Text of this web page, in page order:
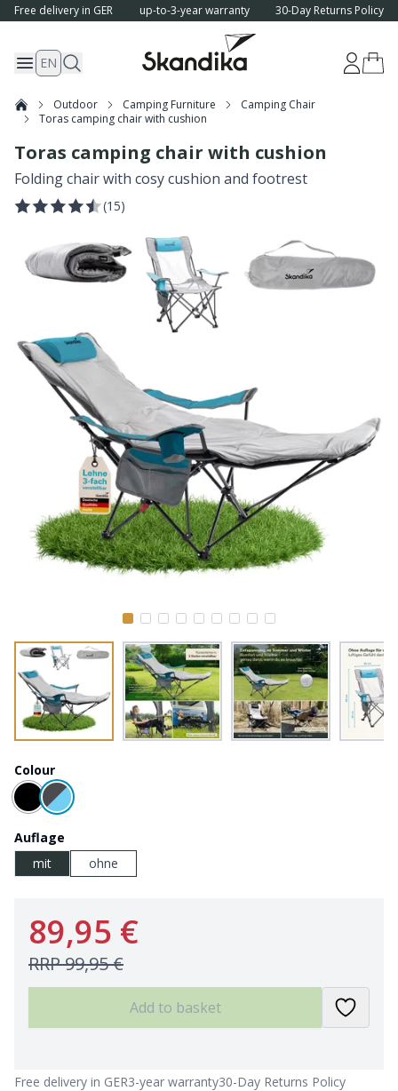
Free delivery in GER up-to-3-year warranty 30-Day Returns Policy
EN
Outdoor Camping Furniture
Camping Chair
Toras camping chair with cushion
Toras camping chair with cushion
Folding chair with cosy cushion and footrest
(15)
Colour
Auflage
mit
ohne
89,95 €
RRP99,95 €
Add to basket
Free delivery in GER3-year warranty30-Day Returns Policy